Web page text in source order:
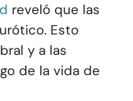
reveló que las
Esto
y a las
de la vida de